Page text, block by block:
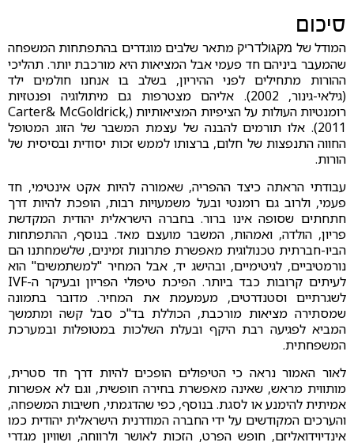
סיכום
המודל של מקגולדריק מתאר שלבים מוגדרים בהתפתחות המשפחה
שהמעבר ביניהם חד פעמי אבל המציאות היא מורכבת יותר. תהליכי
ההורות מתחילים לפני ההיריון, בשלב בו אנחנו חולמים ילד
(גילאי-גינור, 2002). אליהם מצטרפות גם מיתולוגיה ופנטזיות
רומנטיות העולות על הציפיות המציאותיות (Carter& McGoldrick,
2011). אלו תורמים להבנה של עצמת המשבר של הזוג המטופל
החווה התנפצות של חלום, ברצותו לממש זכות יסודית ובסיסית של
הורות.
עבודתי הראתה כיצד ההפריה, שאמורה להיות אקט אינטימי, חד
פעמי, ולרוב גם רומנטי ובעל משמעויות רבות, הופכת להיות דרך
חתחתים שסופה אינו ברור. בחברה הישראלית יהודית המקדשת
פריון, הולדה, ואמהות, המשבר מועצם מאד. בנוסף, ההתפתחות
הביו-חברתית טכנולוגית מאפשרת פתרונות זמינים, שלשמחתנו הם
נורמטיביים, לגיטימיים, ובהישג יד, אבל המחיר "למשתמשים" הוא
לעיתים קרובות כבד ביותר. הפיכת טיפולי הפריון ובעיקר ה-IVF
לשגרתיים וסטנדרטים, מעמעמת את המחיר. מדובר בתמונה
שמסתירה מציאות מורכבת, הכוללת בד"כ סבל קשה ומתמשך
המביא לפגיעה רבת היקף ובעלת השלכות במטופלות ובמערכת
המשפחתית.
לאור האמור נראה כי הטיפולים הופכים להיות דרך חד סטרית,
מותווית מראש, שאינה מאפשרת בחירה חופשית, וגם לא אפשרות
אמיתית להימנע או לסגת. בנוסף, כפי שהדגמתי, חשיבות המשפחה,
והערכים המקודשים על ידי החברה המודרנית הישראלית יהודית כמו
אינדיוידואליזם, חופש הפרט, הזכות לאושר ולרווחה, ושוויון מגדרי